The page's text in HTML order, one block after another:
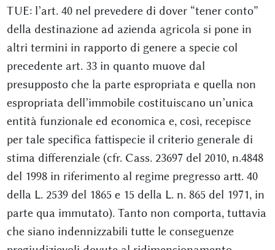
TUE: l’art. 40 nel prevedere di dover “tener conto”
della destinazione ad azienda agricola si pone in
altri termini in rapporto di genere a specie col
precedente art. 33 in quanto muove dal
presupposto che la parte espropriata e quella non
espropriata dell’immobile costituiscano un’unica
entità funzionale ed economica e, così, recepisce
per tale specifica fattispecie il criterio generale di
stima differenziale (cfr. Cass. 23697 del 2010, n.4848
del 1998 in riferimento al regime pregresso artt. 40
della L. 2539 del 1865 e 15 della L. n. 865 del 1971, in
parte qua immutato). Tanto non comporta, tuttavia
che siano indennizzabili tutte le conseguenze